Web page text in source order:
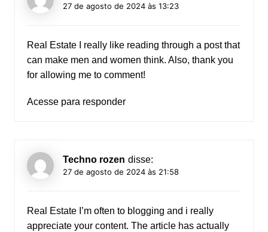
27 de agosto de 2024 às 13:23
Real EstateI really like reading through a post that
can make men and women think. Also, thank you
for allowing me to comment!
Acesse para responder
Techno rozen disse:
27 de agosto de 2024 às 21:58
Real EstateI’m often to blogging and i really
appreciate your content. The article has actually